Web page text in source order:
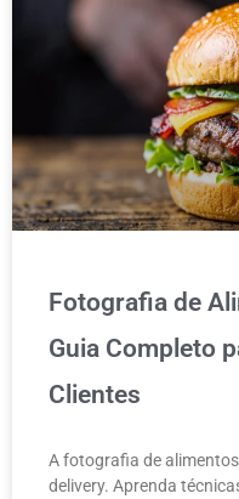
Fotografia de
Guia Completo
Clientes
A fotografia de
delivery. Aprenda